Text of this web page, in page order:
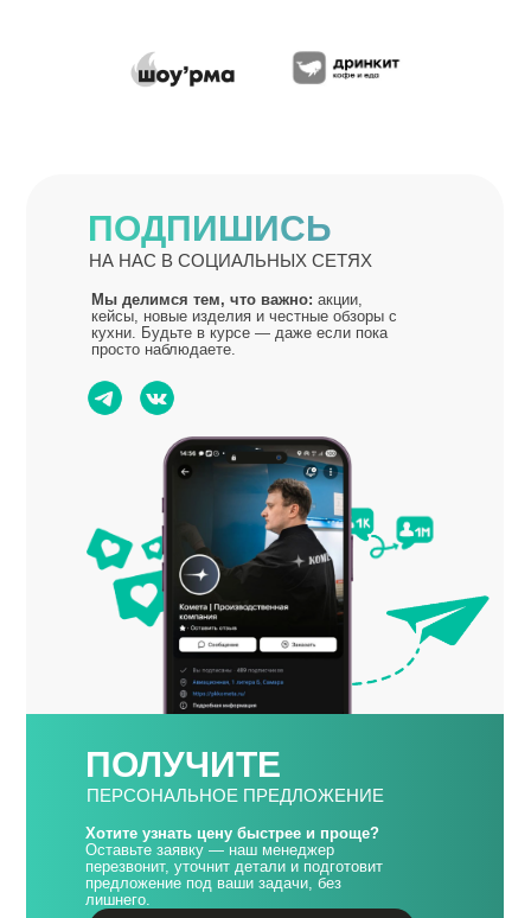
НА НАС В СОЦИАЛЬНЫХ СЕТЯХ
ПОДПИШИСЬ
Мы делимся тем, что важно: акции,
кейсы, новые изделия и честные обзоры с
кухни. Будьте в курсе — даже если пока
просто наблюдаете.
ПЕРСОНАЛЬНОЕ ПРЕДЛОЖЕНИЕ
ПОЛУЧИТЕ
Хотите узнать цену быстрее и проще?
Оставьте заявку — наш менеджер
перезвонит, уточнит детали и подготовит
предложение под ваши задачи, без
лишнего.